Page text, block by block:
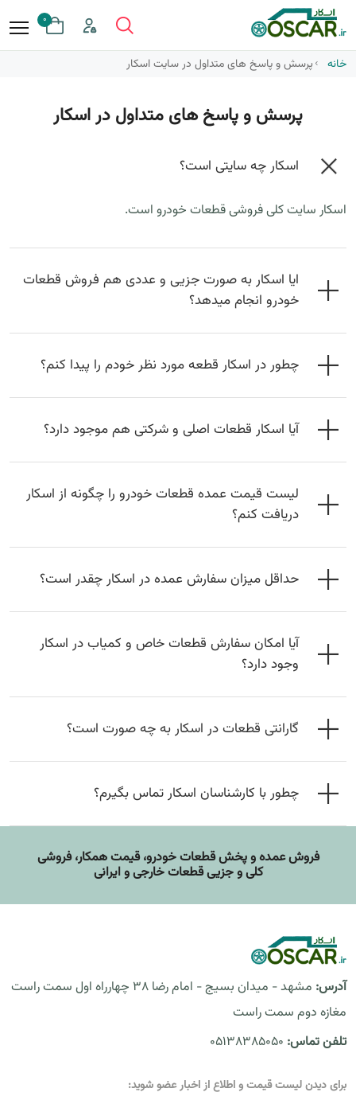
0
خانه پرسش و پاسخ های متداول در سایت اسکار
پرسش و پاسخ های متداول در اسکار
اسکار چه سایتی است؟
اسکار سایت کلی فروشی قطعات خودرو است.
ایا اسکار به صورت جزیی و عددی هم فروش قطعات
خودرو انجام میدهد؟
چطور در اسکار قطعه مورد نظر خودم را پیدا کنم؟
آیا اسکار قطعات اصلی و شرکتی هم موجود دارد؟
لیست قیمت عمده قطعات خودرو را چگونه از اسکار
دریافت کنم؟
حداقل میزان سفارش عمده در اسکار چقدر است؟
آیا امکان سفارش قطعات خاص و کمیاب در اسکار
وجود دارد؟
گارانتی قطعات در اسکار به چه صورت است؟
چطور با کارشناسان اسکار تماس بگیرم؟
فروش عمده و پخش قطعات خودرو، قيمت همکار، فروشی
کلی و جزیی قطعات خارجی و ایرانی
آدرس:
مشهد - میدان بسیج - امام رضا 38 چهارراه اول سمت راست
مغازه دوم سمت راست
تلفن تماس: 05138385050
برای دیدن لیست قیمت و اطلاع از اخبار عضو شوید: